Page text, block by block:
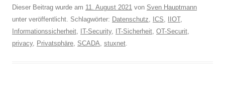
Dieser Beitrag wurde am 11. August 2021 von Sven Hauptmann
unter veröffentlicht. Schlagwörter: Datenschutz, ICS, IIOT,
Informationssicherheit, IT-Security, IT-Sicherheit, OT-Securit,
privacy, Privatsphäre, SCADA, stuxnet.